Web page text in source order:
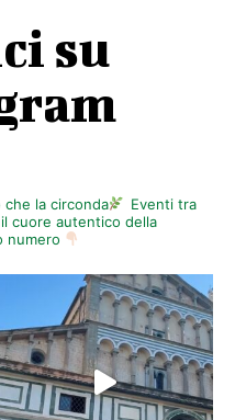
su
la circonda
Eventi tra
cuore autentico della
numero